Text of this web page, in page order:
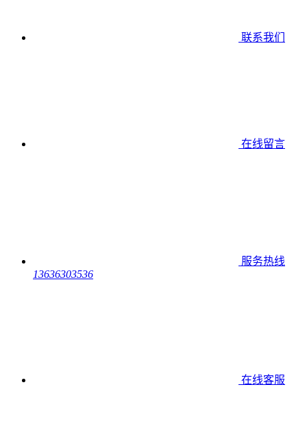
联系我们
在线留言
服务热线
13636303536
在线客服